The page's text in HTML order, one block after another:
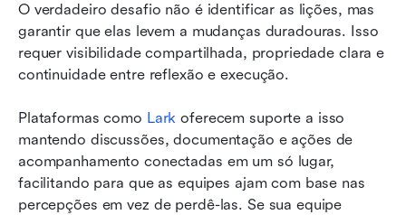
O verdadeiro desafio não é identificar as lições, mas
garantir que elas levem a mudanças duradouras. Isso
requer visibilidade compartilhada, propriedade clara e
continuidade entre reflexão e execução.
Plataformas como Lark oferecem suporte a isso
mantendo discussões, documentação e ações de
acompanhamento conectadas em um só lugar,
facilitando para que as equipes ajam com base nas
percepções em vez de perdê-las. Se sua equipe